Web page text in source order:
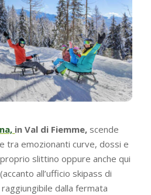
in Val di Fiemme, scende
tra emozionanti curve, dossi e
slittino oppure anche qui
(accanto all’ufficio skipass di
dalla fermata